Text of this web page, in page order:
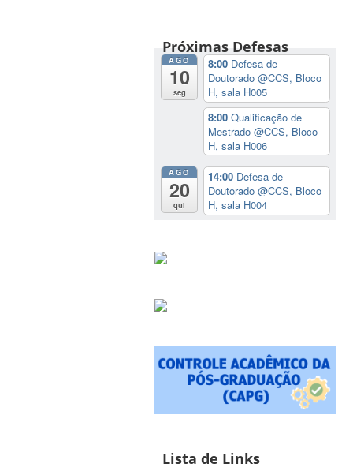
Próximas Defesas
AGO
10
seg
8:00 Defesa de
Doutorado@CCS, Bloco
H, sala H005
8:00Qualificação de
Mestrado@CCS, Bloco
H, sala H006
AGO
20
qui
14:00 Defesa de
Doutorado@CCS, Bloco
H, sala H004
Lista de Links